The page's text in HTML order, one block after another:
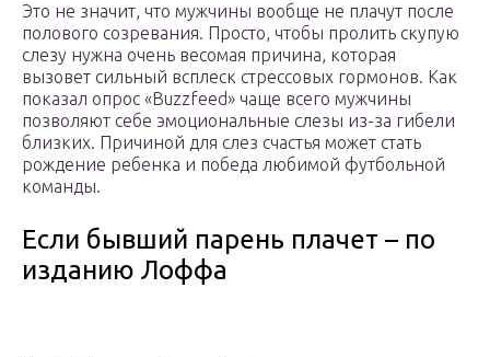
Это не значит, что мужчины вообще не плачут после
полового созревания. Просто, чтобы пролить скупую
слезу нужна очень весомая причина, которая
вызовет сильный всплеск стрессовых гормонов. Как
показал опрос «Buzzfeed» чаще всего мужчины
позволяют себе эмоциональные слезы из-за гибели
близких. Причиной для слез счастья может стать
рождение ребенка и победа любимой футбольной
команды.
Если бывший парень плачет – по
изданию Лоффа